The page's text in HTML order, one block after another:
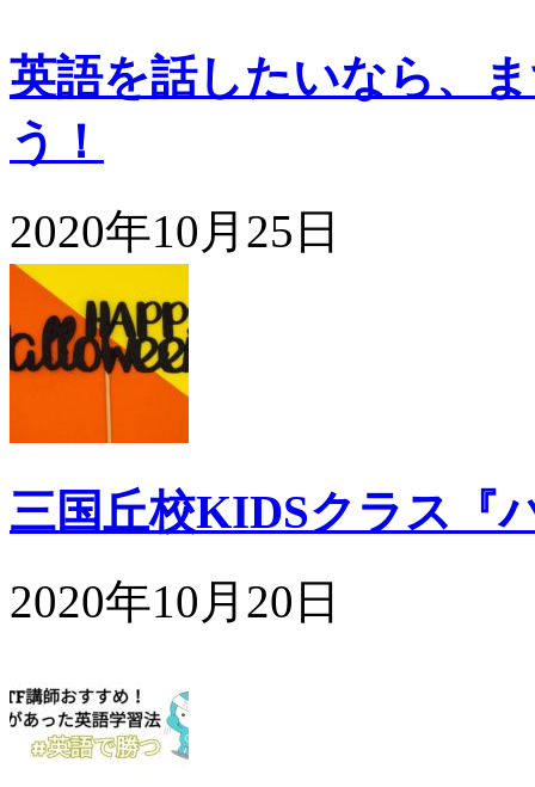
英語を話したいなら、
う！
2020年10月25日
三国丘校KIDSクラス『
2020年10月20日